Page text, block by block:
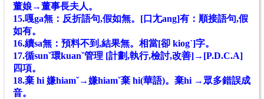
董娘→董事長夫人。
15.嘎ga無：反折語句,假如無。[口尢ang]有：順接語句,假
如有。
16.續sa無：預料不到,結果無。相當[卻 kiogˋ]字。
17.循sunˇ環kuanˇ管理 [計劃,執行,檢討,改善]→[P.D.C.A]
四項。
18.棄 hi 嫌hiamˇ→嫌hiamˇ棄 hi(華語)。棄hi →眾多錯誤成
音。